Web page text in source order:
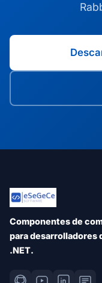
Componentes de
para desarrolladores
.NET.